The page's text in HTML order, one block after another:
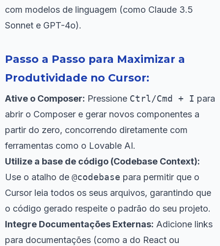
com modelos de linguagem (como Claude 3.5
Sonnet e GPT-4o).
Passo a Passo para Maximizar a
Produtividade no Cursor:
Ative o Composer: Pressione Ctrl/Cmd + I para
abrir o Composer e gerar novos componentes a
partir do zero, concorrendo diretamente com
ferramentas como o Lovable AI.
Utilize a base de código (Codebase Context):
Use o atalho de @codebase para permitir que o
Cursor leia todos os seus arquivos, garantindo que
o código gerado respeite o padrão do seu projeto.
Integre Documentações Externas: Adicione links
para documentações (como a do React ou